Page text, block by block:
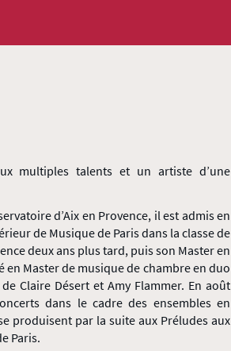
multiples talents et un artiste d’une
d’Aix en Provence, il est admis en
de Musique de Paris dans la classe de
deux ans plus tard, puis son Master en
en Master de musique de chambre en duo
Claire Désert et Amy Flammer. En août
dans le cadre des ensembles en
produisent par la suite aux Préludes aux
Paris.